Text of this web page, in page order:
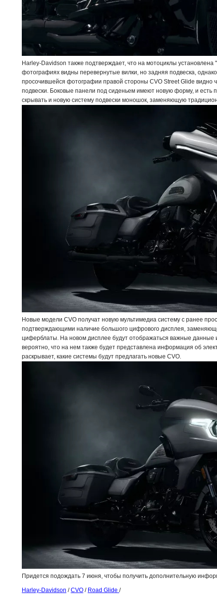
Harley-Davidson также подтверждает, что на мотоциклы
фотографиях видны перевернутые вилки, но задняя подвеска,
просочившейся фотографии правой стороны CVO Street Glide видно
подвески. Боковые панели под сиденьем имеют новую форму, и есть
скрывать и новую систему подвески моношок, заменяющую
Новые модели CVO получат новую мультимедиа систему с ранее
подтверждающими наличие большого цифрового дисплея,
циферблаты. На новом дисплее будут отображаться важные данные
вероятно, что на нем также будет представлена информация об
раскрывает, какие системы будут предлагать новые CVO.
Придется подождать 7 июня, чтобы получить дополнительную
Harley-Davidson /CVO / Road Glide /